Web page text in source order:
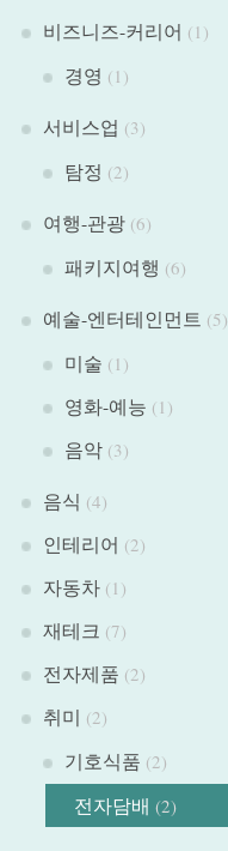
비즈니즈-커리어 (1)
경영 (1)
서비스업 (3)
탐정 (2)
여행-관광(6)
패키지여행 (6)
예술-엔터테인먼트 (5)
미술 (1)
영화-예능 (1)
음악(3)
음식 (4)
인테리어 (2)
자동차(1)
재테크 (7)
전자제품 (2)
취미 (2)
기호식품 (2)
전자담배 (2)